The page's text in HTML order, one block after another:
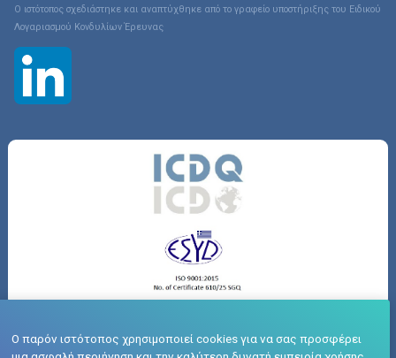
Ο ιστότοπος σχεδιάστηκε και αναπτύχθηκε από το γραφείο υποστήριξης του Ειδικού
Λογαριασμού Κονδυλίων Έρευνας
Ευρωπαϊκή Χάρτα του Ερευνητή (HRS4R)
Ο παρόν ιστότοπος χρησιμοποιεί cookies για να σας προσφέρει